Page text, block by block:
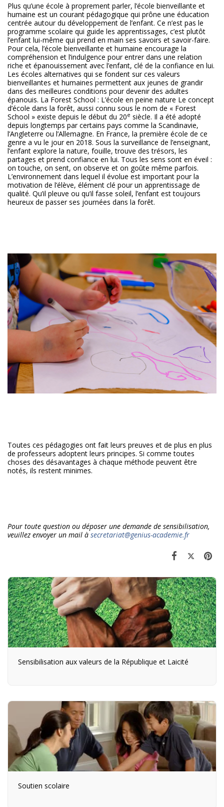
Plus qu’une école à proprement parler, l’école bienveillante et
humaine est un courant pédagogique qui prône une éducation
centrée autour du développement de l’enfant. Ce n’est pas le
programme scolaire qui guide les apprentissages, c’est plutôt
l’enfant lui-même qui prend en main ses savoirs et savoir-faire.
Pour cela, l’école bienveillante et humaine encourage la
compréhension et l’indulgence pour entrer dans une relation
riche et épanouissement avec l’enfant, clé de la confiance en lui.
Les écoles alternatives qui se fondent sur ces valeurs
bienveillantes et humaines permettent aux jeunes de grandir
dans des meilleures conditions pour devenir des adultes
épanouis. La Forest School : L’école en peine nature Le concept
d’école dans la forêt, aussi connu sous le nom de « Forest
School » existe depuis le début du 20e siècle. Il a été adopté
depuis longtemps par certains pays comme la Scandinavie,
l’Angleterre ou l’Allemagne. En France, la première école de ce
genre a vu le jour en 2018. Sous la surveillance de l’enseignant,
l’enfant explore la nature, fouille, trouve des trésors, les
partages et prend confiance en lui. Tous les sens sont en éveil :
on touche, on sent, on observe et on goûte même parfois.
L’environnement dans lequel il évolue est important pour la
motivation de l’élève, élément clé pour un apprentissage de
qualité. Qu’il pleuve ou qu’il fasse soleil, l’enfant est toujours
heureux de passer ses journées dans la forêt.
Toutes ces pédagogies ont fait leurs preuves et de plus en plus
de professeurs adoptent leurs principes. Si comme toutes
choses des désavantages à chaque méthode peuvent être
notés, ils restent minimes.
Pour toute question ou déposer une demande de sensibilisation,
veuillez envoyer un mail à secretariat@genius-academie.fr
Sensibilisation aux valeurs de la République et Laicité
Soutien scolaire